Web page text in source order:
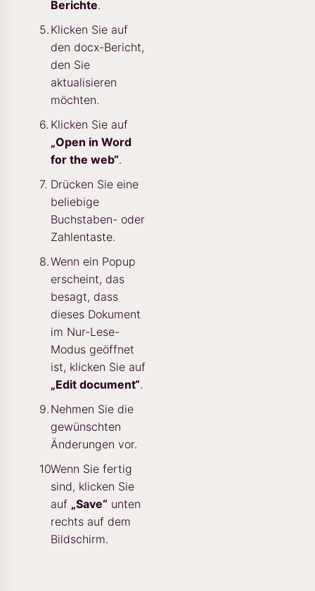
Berichte.
Klicken Sie auf
den docx-Bericht,
den Sie
aktualisieren
möchten.
Klicken Sie auf
„Open in Word
for the web“.
Drücken Sie eine
beliebige
Buchstaben- oder
Zahlentaste.
Wenn ein Popup
erscheint, das
besagt, dass
dieses Dokument
im Nur-Lese-
Modus geöffnet
ist, klicken Sie auf
„Edit document“.
Nehmen Sie die
gewünschten
Änderungen vor.
Wenn Sie fertig
sind, klicken Sie
auf „Save“ unten
rechts auf dem
Bildschirm.